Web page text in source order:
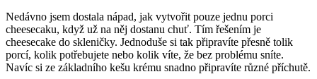
Nedávno jsem dostala nápad, jak vytvořit pouze jednu porci
cheesecaku, když už na něj dostanu chuť. Tím řešením je
cheesecake do skleničky. Jednoduše si tak připravíte přesně tolik
porcí, kolik potřebujete nebo kolik víte, že bez problému sníte.
Navíc si ze základního kešu krému snadno připravíte různé příchutě.